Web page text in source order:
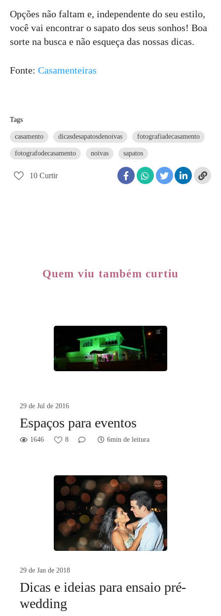
Opções não faltam e, independente do seu estilo,
você vai encontrar o sapato dos seus sonhos! Boa
sorte na busca e não esqueça das nossas dicas.
Fonte: Casamenteiras
Tags
casamento dicasdesapatosdenoivas fotografiadecasamento
fotografodecasamento noivas sapatos
10 Curtir
Quem viu também curtiu
29 de Jul de 2016
Espaços para eventos
1646 8 6min de leitura
29 de Jan de 2018
Dicas e ideias para ensaio pré-
wedding